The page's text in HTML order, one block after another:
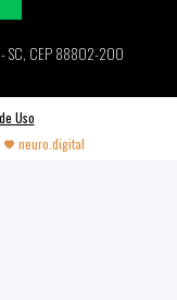
- SC, CEP 88802-200
Uso
neuro.digital